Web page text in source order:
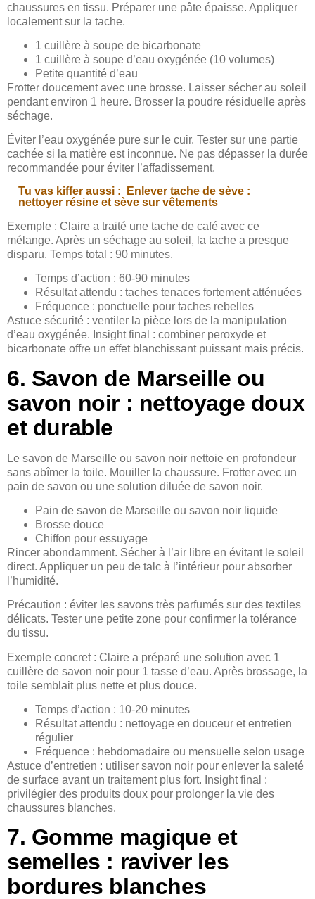
chaussures en tissu. Préparer une pâte épaisse. Appliquer
localement sur la tache.
1 cuillère à soupe de bicarbonate
1 cuillère à soupe d’eau oxygénée (10 volumes)
Petite quantité d’eau
Frotter doucement avec une brosse. Laisser sécher au soleil
pendant environ 1 heure. Brosser la poudre résiduelle après
séchage.
Éviter l’eau oxygénée pure sur le cuir. Tester sur une partie
cachée si la matière est inconnue. Ne pas dépasser la durée
recommandée pour éviter l’affadissement.
Tu vas kiffer aussi :
Enlever tache de sève :
nettoyer résine et sève sur vêtements
Exemple : Claire a traité une tache de café avec ce
mélange. Après un séchage au soleil, la tache a presque
disparu. Temps total : 90 minutes.
Temps d’action : 60-90 minutes
Résultat attendu : taches tenaces fortement atténuées
Fréquence : ponctuelle pour taches rebelles
Astuce sécurité : ventiler la pièce lors de la manipulation
d’eau oxygénée. Insight final : combiner peroxyde et
bicarbonate offre un effet blanchissant puissant mais précis.
6. Savon de Marseille ou
savon noir : nettoyage doux
et durable
Le savon de Marseille ou savon noir nettoie en profondeur
sans abîmer la toile. Mouiller la chaussure. Frotter avec un
pain de savon ou une solution diluée de savon noir.
Pain de savon de Marseille ou savon noir liquide
Brosse douce
Chiffon pour essuyage
Rincer abondamment. Sécher à l’air libre en évitant le soleil
direct. Appliquer un peu de talc à l’intérieur pour absorber
l’humidité.
Précaution : éviter les savons très parfumés sur des textiles
délicats. Tester une petite zone pour confirmer la tolérance
du tissu.
Exemple concret : Claire a préparé une solution avec 1
cuillère de savon noir pour 1 tasse d’eau. Après brossage, la
toile semblait plus nette et plus douce.
Temps d’action : 10-20 minutes
Résultat attendu : nettoyage en douceur et entretien
régulier
Fréquence : hebdomadaire ou mensuelle selon usage
Astuce d’entretien : utiliser savon noir pour enlever la saleté
de surface avant un traitement plus fort. Insight final :
privilégier des produits doux pour prolonger la vie des
chaussures blanches.
7. Gomme magique et
semelles : raviver les
bordures blanches